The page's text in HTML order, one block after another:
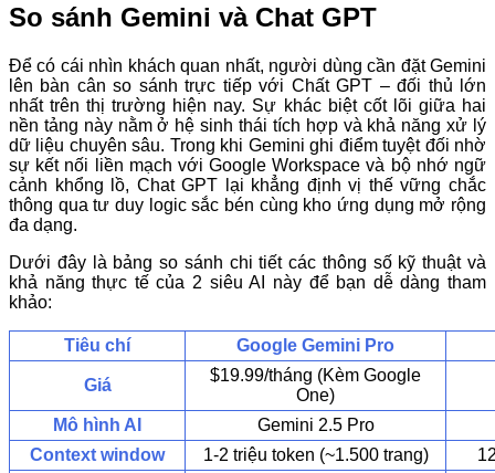
So sánh Gemini và Chat GPT
Để có cái nhìn khách quan nhất, người dùng cần đặt Gemini
lên bàn cân so sánh trực tiếp với Chất GPT – đối thủ lớn
nhất trên thị trường hiện nay. Sự khác biệt cốt lõi giữa hai
nền tảng này nằm ở hệ sinh thái tích hợp và khả năng xử lý
dữ liệu chuyên sâu. Trong khi Gemini ghi điểm tuyệt đối nhờ
sự kết nối liền mạch với Google Workspace và bộ nhớ ngữ
cảnh khổng lồ, Chat GPT lại khẳng định vị thế vững chắc
thông qua tư duy logic sắc bén cùng kho ứng dụng mở rộng
đa dạng.
Dưới đây là bảng so sánh chi tiết các thông số kỹ thuật và
khả năng thực tế của 2 siêu AI này để bạn dễ dàng tham
khảo:
Tiêu chí Google Gemini Pro
Giá
$19.99/tháng (Kèm Google
One)
Mô hình AI
Gemini 2.5 Pro
Context window
1-2 triệu token (~1.500 trang)